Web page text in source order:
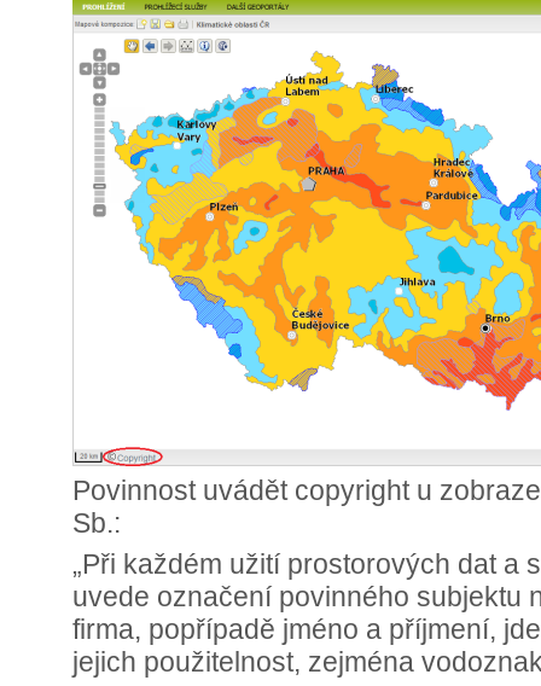
Povinnost uvádět copyright u
Sb.:
„Při každém užití prostorových dat a
uvede označení povinného subjektu
firma, popřípadě jméno a příjmení,
jejich použitelnost, zejména